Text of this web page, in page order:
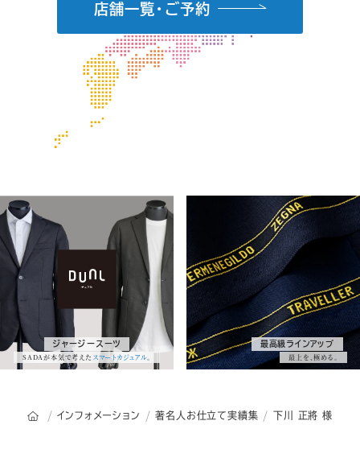
店舗一覧・ご予約
ス
ー
ツ
&
サ
ジャージースーツ
SADAが本気で考えた スマートカジュアル。
最高級ラインアップ
最上を、極める。
オーダースーツSADAのトップページ
インフォメーション 著名人お仕立て実績集 下川 正將 様